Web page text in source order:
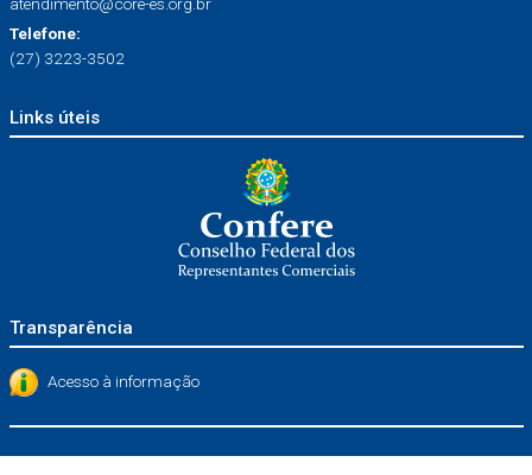
Telefone:
(27) 3223-3502
Links úteis
Transparência
Acesso à informação